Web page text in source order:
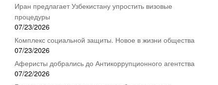
Иран предлагает Узбекистану упростить визовые
процедуры
07/23/2026
Комплекс социальной защиты. Новое в жизни общества
07/23/2026
Аферисты добрались до Антикоррупционного агентства
07/22/2026